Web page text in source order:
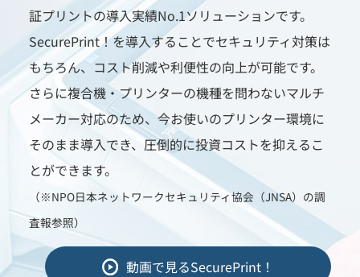
証プリントの導入実績No.1ソリューションです。
SecurePrint！を導入することでセキュリティ対策は
もちろん、コスト削減や利便性の向上が可能です。
さらに複合機・プリンターの機種を問わないマルチ
メーカー対応のため、今お使いのプリンター環境に
そのまま導入でき、圧倒的に投資コストを抑えるこ
とができます。
（※NPO日本ネットワークセキュリティ協会（JNSA）の調
査報参照）
動画で見るSecurePrint！